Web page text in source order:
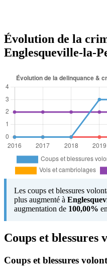
Évolution de la
Englesqueville-la-
Les coups et blessures
plus augmenté à
augmentation de 100,00%
Coups et blessures
Coups et blessures